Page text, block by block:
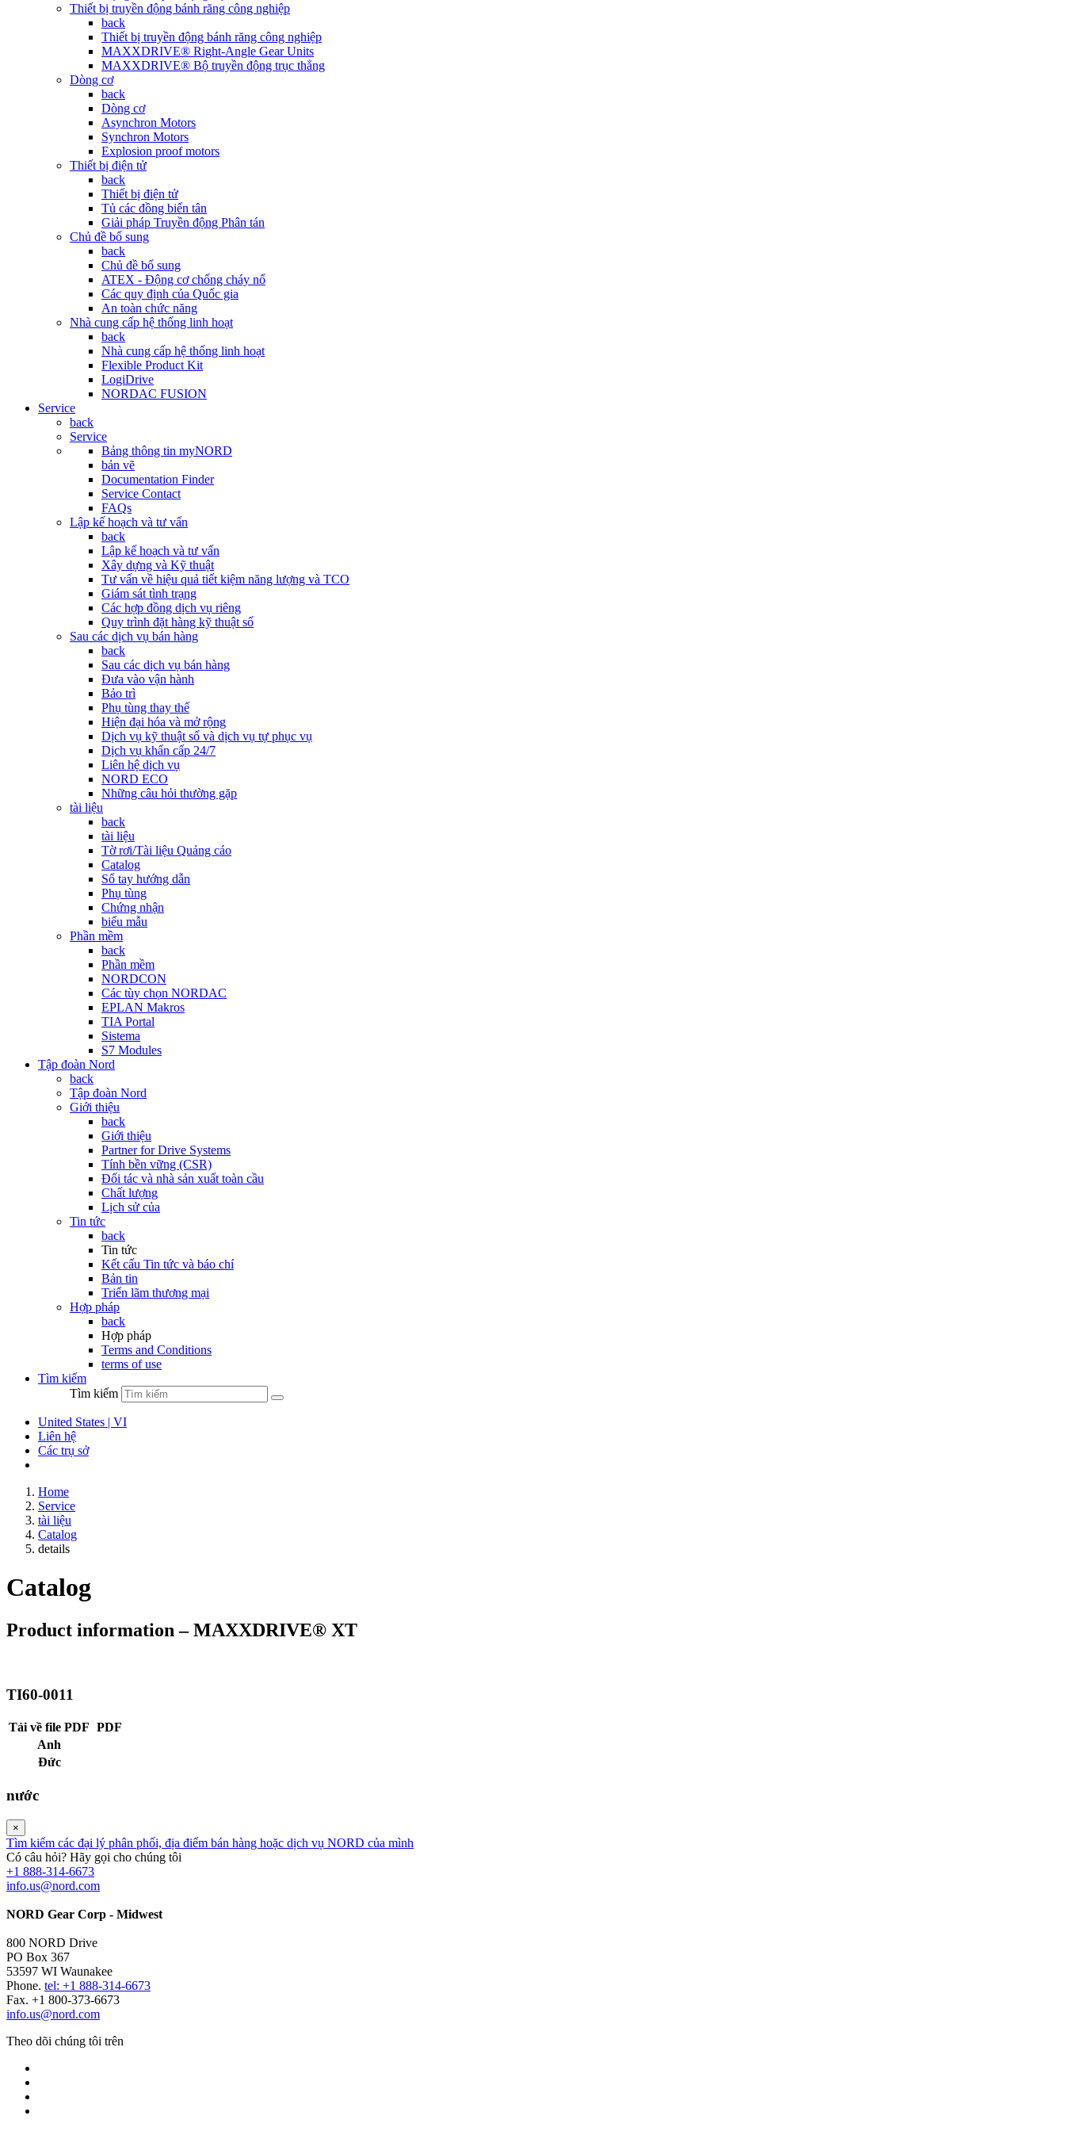
Thiết bị truyền động bánh răng công nghiệp
back
Thiết bị truyền động bánh răng công nghiệp
MAXXDRIVE® Right-Angle Gear Units
MAXXDRIVE® Bộ truyền động trục thẳng
Dòng cơ
back
Dòng cơ
Asynchron Motors
Synchron Motors
Explosion proof motors
Thiết bị điện tử
back
Thiết bị điện tử
Tủ các đồng biển tân
Giải pháp Truyền động Phân tán
Chủ đề bổ sung
back
Chủ đề bổ sung
ATEX - Động cơ chống cháy nổ
Các quy định của Quốc gia
An toàn chức năng
Nhà cung cấp hệ thống linh hoạt
back
Nhà cung cấp hệ thống linh hoạt
Flexible Product Kit
LogiDrive
NORDAC FUSION
Service
back
Service
Bảng thông tin myNORD
bản vẽ
Documentation Finder
Service Contact
FAQs
Lập kế hoạch và tư vấn
back
Lập kế hoạch và tư vấn
Xây dựng và Kỹ thuật
Tư vấn về hiệu quả tiết kiệm năng lượng và TCO
Giám sát tình trạng
Các hợp đồng dịch vụ riêng
Quy trình đặt hàng kỹ thuật số
Sau các dịch vụ bán hàng
back
Sau các dịch vụ bán hàng
Đưa vào vận hành
Bảo trì
Phụ tùng thay thế
Hiện đại hóa và mở rộng
Dịch vụ kỹ thuật số và dịch vụ tự phục vụ
Dịch vụ khẩn cấp 24/7
Liên hệ dịch vụ
NORD ECO
Những câu hỏi thường gặp
tài liệu
back
tài liệu
Tờ rơi/Tài liệu Quảng cáo
Catalog
Sổ tay hướng dẫn
Phụ tùng
Chứng nhận
biểu mẫu
Phần mềm
back
Phần mềm
NORDCON
Các tùy chọn NORDAC
EPLAN Makros
TIA Portal
Sistema
S7 Modules
Tập đoàn Nord
back
Tập đoàn Nord
Giới thiệu
back
Giới thiệu
Partner for Drive Systems
Tính bền vững (CSR)
Đối tác và nhà sản xuất toàn cầu
Chất lượng
Lịch sử của
Tin tức
back
Tin tức
Kết cấu Tin tức và báo chí
Bản tin
Triển lãm thương mại
Hợp pháp
back
Hợp pháp
Terms and Conditions
terms of use
Tìm kiếm
Tìm kiếm
United States | VI
Liên hệ
Các trụ sở
Home
Service
tài liệu
Catalog
details
Catalog
Product information – MAXXDRIVE® XT
TI60-0011
Tải về file PDF PDF
Anh
Đức
nước
×
Tìm kiếm các đại lý phân phối, địa điểm bán hàng hoặc dịch vụ NORD của mình
Có câu hỏi? Hãy gọi cho chúng tôi
+1 888-314-6673
info.us@nord.com
NORD Gear Corp - Midwest
800 NORD Drive
PO Box 367
53597 WI Waunakee
Phone. tel: +1 888-314-6673
Fax. +1 800-373-6673
info.us@nord.com
Theo dõi chúng tôi trên